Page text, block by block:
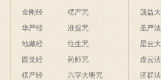
金刚经
华严经
地藏经
圆觉经
楞严经
楞严咒
准提咒
往生咒
药师咒
六字大明咒
蕅益
圣严
星云
虚云
济群